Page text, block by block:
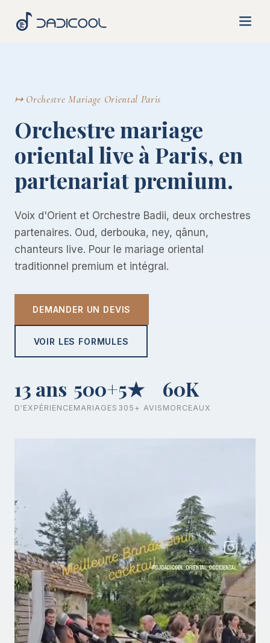
↦ Orchestre Mariage Oriental Paris
Orchestre mariage
oriental live à Paris, en
partenariat premium.
Voix d'Orient et Orchestre Badii, deux orchestres
partenaires. Oud, derbouka, ney, qânun,
chanteurs live. Pour le mariage oriental
traditionnel premium et intégral.
DEMANDER UN DEVIS
VOIR LES FORMULES
13 ans
D'EXPÉRIENCE
500+
MARIAGES
5★
305+ AVIS
60K
MORCEAUX